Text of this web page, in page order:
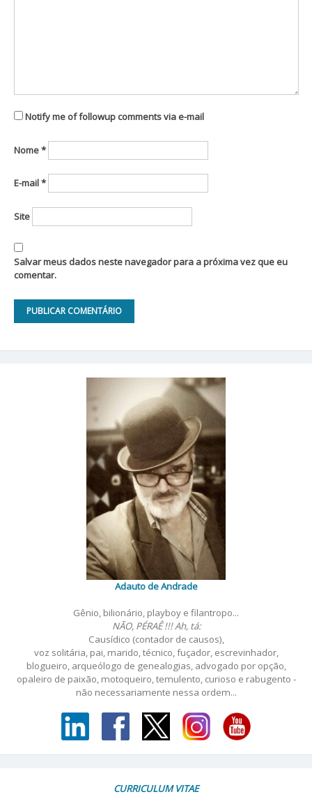
Notify me of followup comments via e-mail
Nome*
E-mail*
Site
Salvar meus dados neste navegador para a próxima vez que eu
comentar.
Adauto de Andrade
Gênio, bilionário, playboy e filantropo...
NÃO, PÉRAÊ !!! Ah, tá:
Causídico (contador de causos),
voz solitária, pai, marido, técnico, fuçador, escrevinhador,
blogueiro, arqueólogo de genealogias, advogado por opção,
opaleiro de paixão, motoqueiro, temulento, curioso e rabugento -
não necessariamente nessa ordem...
CURRICULUM VITAE